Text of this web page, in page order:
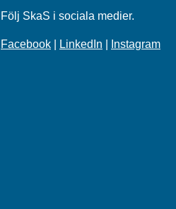
Följ SkaS i sociala medier.
Facebook LinkedIn Instagram